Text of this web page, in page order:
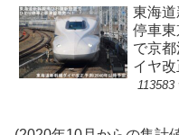
東海
停車
で京
イヤ
113583